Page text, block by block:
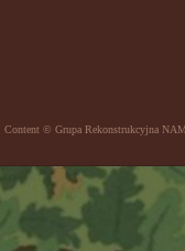
Content © Grupa Rekonstrukcyjna